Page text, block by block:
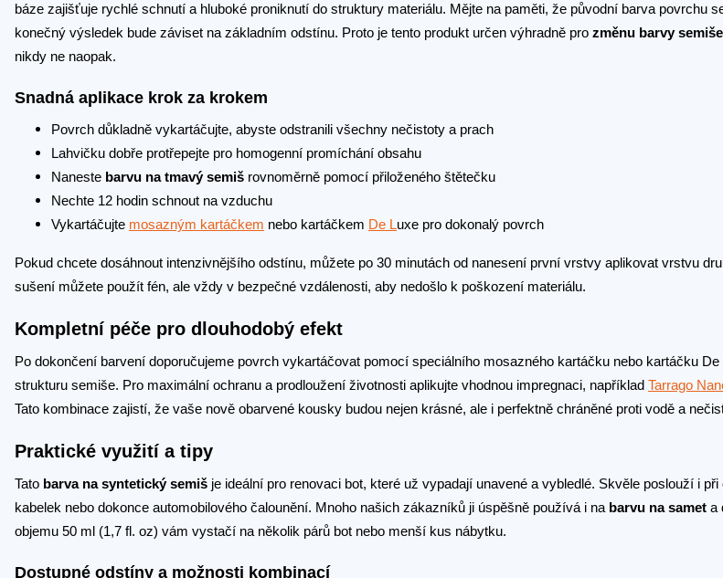
báze zajišťuje rychlé schnutí a hluboké proniknutí do struktury materiálu. Mějte na paměti, že původní barva povrchu
konečný výsledek bude záviset na základním odstínu. Proto je tento produkt určen výhradně pro změnu barvy semiše
nikdy ne naopak.
Snadná aplikace krok za krokem
Povrch důkladně vykartáčujte, abyste odstranili všechny nečistoty a prach
Lahvičku dobře protřepejte pro homogenní promíchání obsahu
Naneste barvu na tmavý semiš rovnoměrně pomocí přiloženého štětečku
Nechte 12 hodin schnout na vzduchu
Vykartáčujte mosazným kartáčkem nebo kartáčkem De Luxe pro dokonalý povrch
Pokud chcete dosáhnout intenzivnějšího odstínu, můžete po 30 minutách od nanesení první vrstvy aplikovat vrstvu
sušení můžete použít fén, ale vždy v bezpečné vzdálenosti, aby nedošlo k poškození materiálu.
Kompletní péče pro dlouhodobý efekt
Po dokončení barvení doporučujeme povrch vykartáčovat pomocí speciálního mosazného kartáčku nebo kartáčku
strukturu semiše. Pro maximální ochranu a prodloužení životnosti aplikujte vhodnou impregnaci, například Tarrago
Tato kombinace zajistí, že vaše nově obarvené kousky budou nejen krásné, ale i perfektně chráněné proti vodě a
Praktické využití a tipy
Tato barva na syntetický semiš je ideální pro renovaci bot, které už vypadají unavené a vybledlé. Skvěle poslouží i
kabelek nebo dokonce automobilového čalounění. Mnoho našich zákazníků ji úspěšně používá i na barvu na samet a
objemu 50 ml (1,7 fl. oz) vám vystačí na několik párů bot nebo menší kus nábytku.
Dostupné odstíny a možnosti kombinací